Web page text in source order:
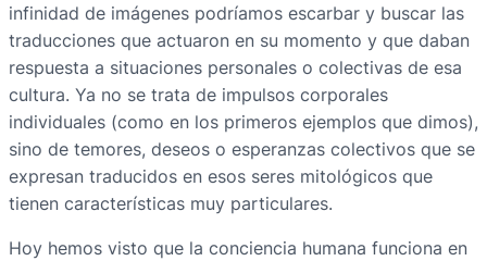
infinidad de imágenes podríamos escarbar y buscar las
traducciones que actuaron en su momento y que daban
respuesta a situaciones personales o colectivas de esa
cultura. Ya no se trata de impulsos corporales
individuales (como en los primeros ejemplos que dimos),
sino de temores, deseos o esperanzas colectivos que se
expresan traducidos en esos seres mitológicos que
tienen características muy particulares.
Hoy hemos visto que la conciencia humana funciona en